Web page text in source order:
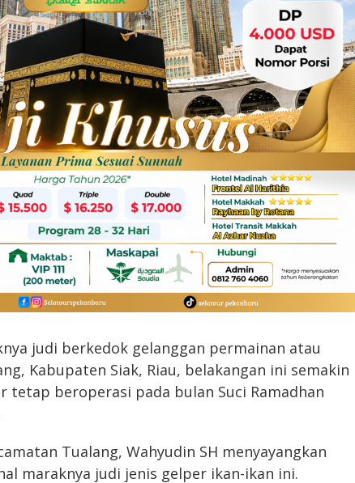
judi berkedok gelanggan permainan atau
Kabupaten Siak, Riau, belakangan ini semakin
tetap beroperasi pada bulan Suci Ramadhan
Tualang, Wahyudin SH menyayangkan
maraknya judi jenis gelper ikan-ikan ini.